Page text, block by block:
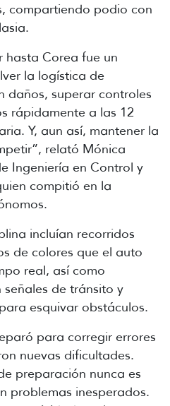
compartiendo podio con
hasta Corea fue un
la logística de
daños, superar controles
rápidamente a las 12
Y, aun así, mantener la
relató Mónica
Ingeniería en Control y
compitió en la
incluían recorridos
de colores que el auto
real, así como
de tránsito y
esquivar obstáculos.
para corregir errores
nuevas dificultades.
preparación nunca es
problemas inesperados.